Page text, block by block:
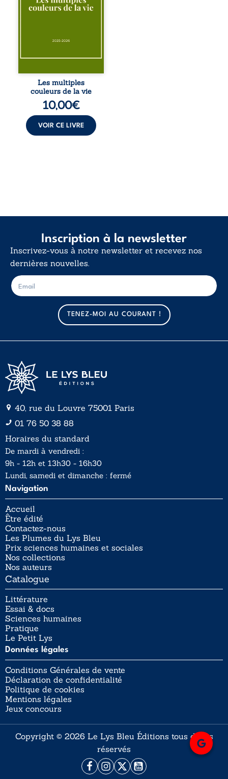
l’espérance, tandis
pour en retrouver
Entre souvenirs,
désillusions, Les
multiples couleurs
de la vie explore la
force des liens, le
poids des non-dits
et la ...
Les multiples
couleurs de la vie
10,00€
VOIR CE LIVRE
Inscription à la newsletter
Inscrivez-vous à notre newsletter et recevez nos
dernières nouvelles.
m
a
i
l
E
-
m
TENEZ-MOI AU COURANT !
40, rue du Louvre 75001 Paris
01 76 50 38 88
Horaires du standard
De mardi à vendredi :
9h - 12h et 13h30 - 16h30
Lundi, samedi et dimanche : fermé
Navigation
Accueil
Être édité
Contactez-nous
Les Plumes du Lys Bleu
Prix sciences humaines et sociales
Nos collections
Nos auteurs
Catalogue
Littérature
Essai & docs
Sciences humaines
Pratique
Le Petit Lys
Données légales
Conditions Générales de vente
Déclaration de confidentialité
Politique de cookies
Mentions légales
Jeux concours
Copyright © 2026 Le Lys Bleu Éditions tous droits
réservés